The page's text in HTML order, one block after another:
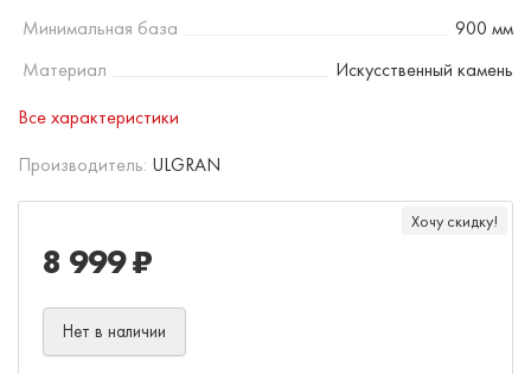
Минимальная база
900 мм
Материал
Искусственный камень
Все характеристики
Производитель: ULGRAN
Хочу скидку!
8 999 ₽
Нет в наличии